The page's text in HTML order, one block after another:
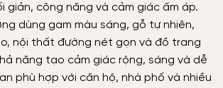
giản, công năng và cảm giác ấm áp.
dùng gam màu sáng, gỗ tự nhiên,
nội thất đường nét gọn và đồ trang
năng tạo cảm giác rộng, sáng và dễ
phù hợp với căn hộ, nhà phố và nhiều